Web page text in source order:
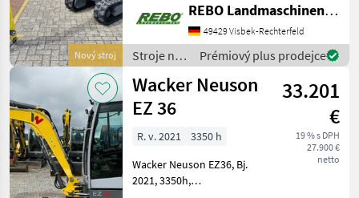
Nový stroj
Arbeitsscheinwerfer vorne
oben am der Kabine, 1x
Arbeitsscheinwerfer hinten
o
REBO Landmaschinen GmbH, Zentrale
49429 Visbek-Rechterfeld
Stroje na
stavbu /
Wacker
Neuson
Prémiový plus prodejce
Wacker Neuson
EZ 36
33.201
€
19 % s DPH
27.900 €
netto
R. v. 2021
3350 h
Wacker Neuson EZ36, Bj.
2021, 3350h,